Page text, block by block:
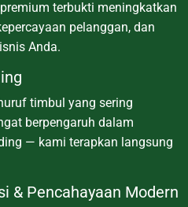
terbukti meningkatkan
pelanggan, dan
Anda.
timbul yang sering
berpengaruh dalam
— kami terapkan langsung
& Pencahayaan Modern